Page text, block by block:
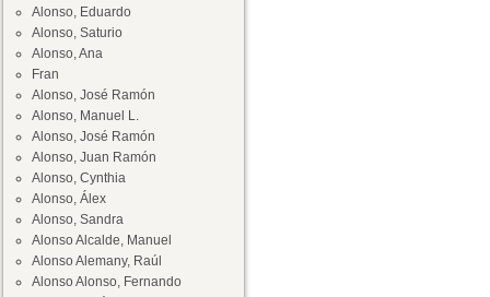
Alonso, Eduardo
Alonso, Saturio
Alonso, Ana
Fran
Alonso, José Ramón
Alonso, Manuel L.
Alonso, José Ramón
Alonso, Juan Ramón
Alonso, Cynthia
Alonso, Álex
Alonso, Sandra
Alonso Alcalde, Manuel
Alonso Alemany, Raúl
Alonso Alonso, Fernando